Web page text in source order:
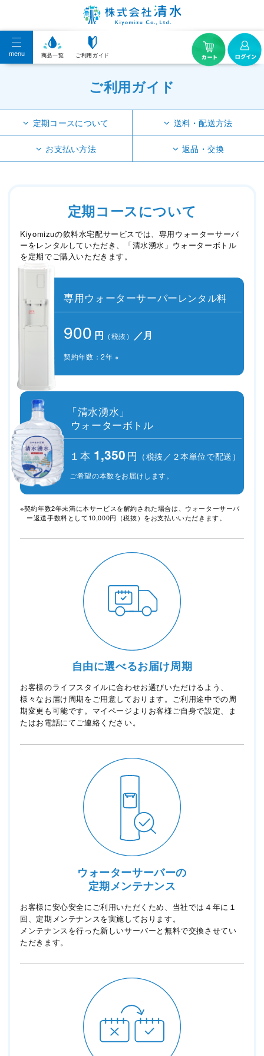
menu 商品一覧 ご利用ガイド
ご利用ガイド
定期コースについて 送料・配送方法
お支払い方法 返品・交換
定期コースについて
Kiyomizuの飲料水宅配サービスでは、専用ウォーターサーバ
ーをレンタルしていただき、「清水湧水」ウォーターボトル
を定期でご購入いただきます。
専用ウォーターサーバーレンタル料
900 円 （税抜） ／月
契約年数：2年※
「清水湧水」
ウォーターボトル
１本 1,350 円 （税抜／２本単位で配送）
ご希望の本数をお届けします。
※契約年数2年未満に本サービスを解約された場合は、ウォーターサーバ
ー返送手数料として10,000円（税抜）をお支払いいただきます。
自由に選べるお届け周期
お客様のライフスタイルに合わせお選びいただけるよう、
様々なお届け周期をご用意しております。ご利用途中での周
期変更も可能です。マイページよりお客様ご自身で設定、ま
たはお電話にてご連絡ください。
ウォーターサーバーの
定期メンテナンス
お客様に安心安全にご利用いただくため、当社では４年に１
回、定期メンテナンスを実施しております。
メンテナンスを行った新しいサーバーと無料で交換させてい
ただきます。